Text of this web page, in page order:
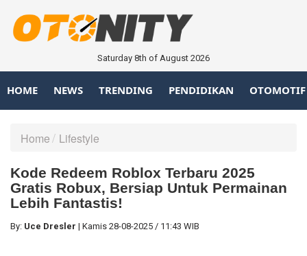
Saturday 8th of August 2026
HOME NEWS TRENDING PENDIDIKAN OTOMOTIF
Home Lifestyle
Kode Redeem Roblox Terbaru 2025
Gratis Robux, Bersiap Untuk Permainan
Lebih Fantastis!
By: Uce Dresler | Kamis 28-08-2025 / 11:43 WIB